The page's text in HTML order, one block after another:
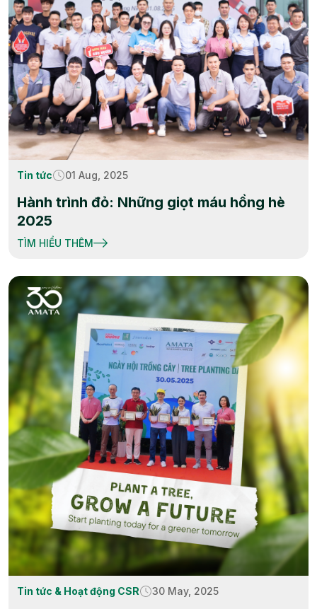
Tin tức 01 Aug, 2025
Hành trình đỏ: Những giọt máu hồng hè
2025
TÌM HIỂU THÊM
Tin tức & Hoạt động CSR 30 May, 2025